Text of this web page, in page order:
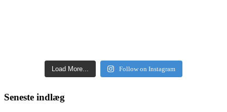
Load More... Follow on Instagram
Seneste indlæg